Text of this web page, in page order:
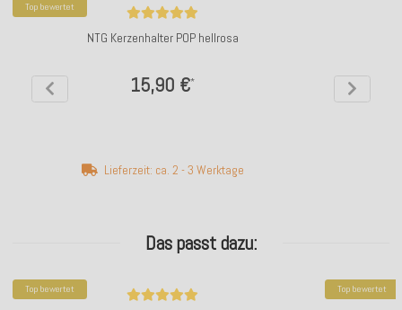
Top bewertet
NTG Kerzenhalter POP hellrosa
15,90 €*
Lieferzeit: ca. 2 - 3 Werktage
Das passt dazu:
Top bewertet Top bewertet